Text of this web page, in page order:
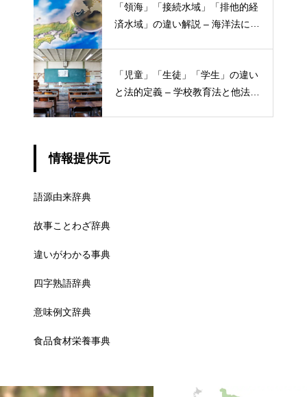
「領海」「接続水域」「排他的経
済水域」の違い解説 – 海洋法にお
「児童」「生徒」「学生」の違い
と法的定義 – 学校教育法と他法律
情報提供元
語源由来辞典
故事ことわざ辞典
違いがわかる事典
四字熟語辞典
意味例文辞典
食品食材栄養事典